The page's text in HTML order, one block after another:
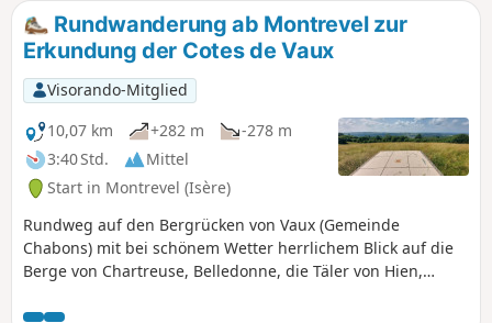
Rundwanderung ab Montrevel zur
Erkundung der Cotes de Vaux
Visorando-Mitglied
10,07 km
+282 m
-278 m
3:40 Std.
Mittel
Start in Montrevel (Isère)
Rundweg auf den Bergrücken von Vaux (Gemeinde
Chabons) mit bei schönem Wetter herrlichem Blick auf die
Berge von Chartreuse, Belledonne, die Täler von Hien,
sehr breiten und angenehmen Wegen, teilweise am